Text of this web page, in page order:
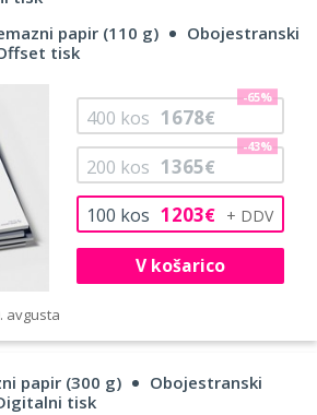
papir (110 g)
Obojestranski
tisk
100 kos 1203€
200 kos 1365€
-43%
400 kos 1678€
-65%
V košarico
avgusta
papir (300 g)
Obojestranski
tisk